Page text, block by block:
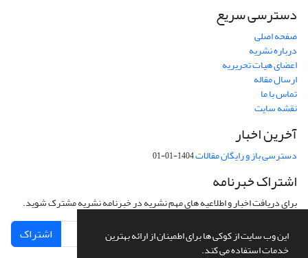
این وب سایت از کوکی ها برای اطمینان از ارائه بهترین
خدمات استفاده می کند.
دسترسی سریع
صفحه اصلی
درباره نشریه
اعضای هیات تحریریه
ارسال مقاله
تماس با ما
نقشه سایت
آخرین اخبار
دسترسی باز و رایگان مقالات1404-01-01
اشتراک خبرنامه
برای دریافت اخبار و اطلاعیه های مهم نشریه در خبرنامه نشریه مشترک شوید.
اشتراک